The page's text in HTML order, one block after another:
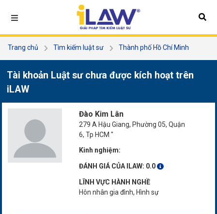
Trang chủ Tìm kiếm luật sư
Thành phố Hồ Chí Minh
Tài khoản Luật sư chưa được kích hoạt trên
iLAW
Đào Kim Lân
279 A Hậu Giang, Phường 05, Quận
6, Tp HCM "
Kinh nghiệm:
ĐÁNH GIÁ CỦA ILAW: 0.0
LĨNH VỰC HÀNH NGHỀ
Hôn nhân gia đình, Hình sự